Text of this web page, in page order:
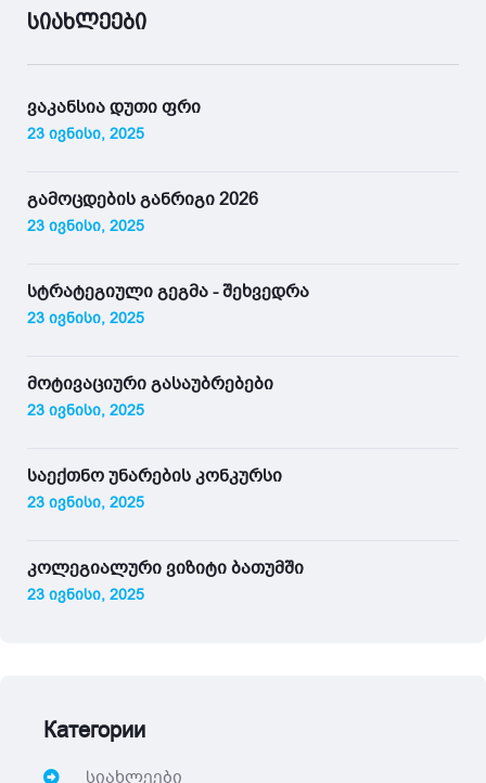
სიახლეები
ვაკანსია დუთი ფრი
23 ივნისი, 2025
გამოცდების განრიგი 2026
23 ივნისი, 2025
სტრატეგიული გეგმა - შეხვედრა
23 ივნისი, 2025
მოტივაციური გასაუბრებები
23 ივნისი, 2025
საექთნო უნარების კონკურსი
23 ივნისი, 2025
კოლეგიალური ვიზიტი ბათუმში
23 ივნისი, 2025
Категории
სიახლეები